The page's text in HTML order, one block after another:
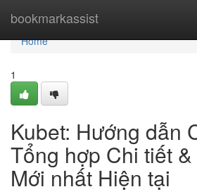
bookmarkassist
Home
Home
1
Kubet: Hướng dẫn
Tổng hợp Chi tiết
Mới nhất Hiện tại